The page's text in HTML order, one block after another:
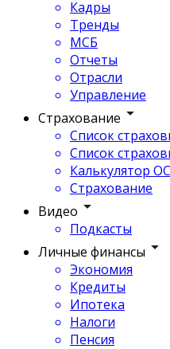
Кадры
Тренды
МСБ
Отчеты
Отрасли
Управление
Страхование
Список
Список
Калькулятор
Страхование
Видео
Подкасты
Личные финансы
Экономия
Кредиты
Ипотека
Налоги
Пенсия